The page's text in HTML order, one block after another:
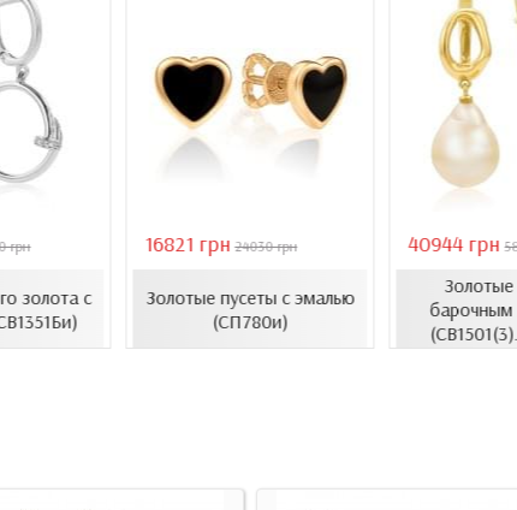
грн
золота с
16821 грн 24030 грн
Золотые пусеты с эмалью
(СП780и)
40944 грн
Золотые
барочным